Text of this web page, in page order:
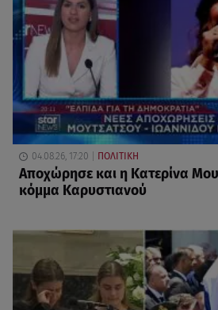
04.08.26, 17:20 ΠΟΛΙΤΙΚΗ
Αποχώρησε και η Κατερίνα
κόμμα Καρυστιανού